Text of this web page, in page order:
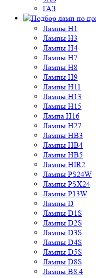
Лампы H1
Лампы H3
Лампы H4
Лампы H7
Лампы H8
Лампы H9
Лампы H11
Лампы H13
Лампы H15
Лампа H16
Лампы H27
Лампы HB3
Лампы HB4
Лампы HB5
Лампы HIR2
Лампы PS24W
Лампы PSX24
Лампы P13W
Лампы D
Лампы D1S
Лампы D2S
Лампы D3S
Лампы D4S
Лампы D5S
Лампы D8S
Лампы B8.4
Лампы B8.5